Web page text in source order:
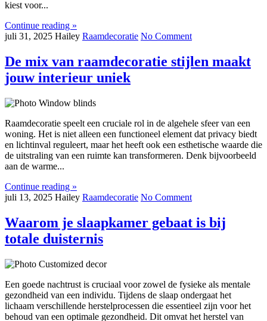
kiest voor...
Continue reading »
juli 31, 2025 Hailey Raamdecoratie No Comment
De mix van raamdecoratie stijlen maakt
jouw interieur uniek
Raamdecoratie speelt een cruciale rol in de algehele sfeer van een
woning. Het is niet alleen een functioneel element dat privacy biedt
en lichtinval reguleert, maar het heeft ook een esthetische waarde die
de uitstraling van een ruimte kan transformeren. Denk bijvoorbeeld
aan de warme...
Continue reading »
juli 13, 2025 Hailey Raamdecoratie No Comment
Waarom je slaapkamer gebaat is bij
totale duisternis
Een goede nachtrust is cruciaal voor zowel de fysieke als mentale
gezondheid van een individu. Tijdens de slaap ondergaat het
lichaam verschillende herstelprocessen die essentieel zijn voor het
behoud van een optimale gezondheid. Dit omvat het herstel van